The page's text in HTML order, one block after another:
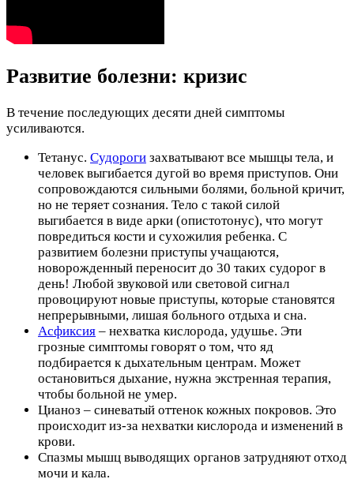
Развитие болезни: кризис
В течение последующих десяти дней симптомы
усиливаются.
Тетанус. Судороги захватывают все мышцы тела, и
человек выгибается дугой во время приступов. Они
сопровождаются сильными болями, больной кричит,
но не теряет сознания. Тело с такой силой
выгибается в виде арки (опистотонус), что могут
повредиться кости и сухожилия ребенка. С
развитием болезни приступы учащаются,
новорожденный переносит до 30 таких судорог в
день! Любой звуковой или световой сигнал
провоцируют новые приступы, которые становятся
непрерывными, лишая больного отдыха и сна.
Асфиксия – нехватка кислорода, удушье. Эти
грозные симптомы говорят о том, что яд
подбирается к дыхательным центрам. Может
остановиться дыхание, нужна экстренная терапия,
чтобы больной не умер.
Цианоз – синеватый оттенок кожных покровов. Это
происходит из-за нехватки кислорода и изменений в
крови.
Спазмы мышц выводящих органов затрудняют отход
мочи и кала.